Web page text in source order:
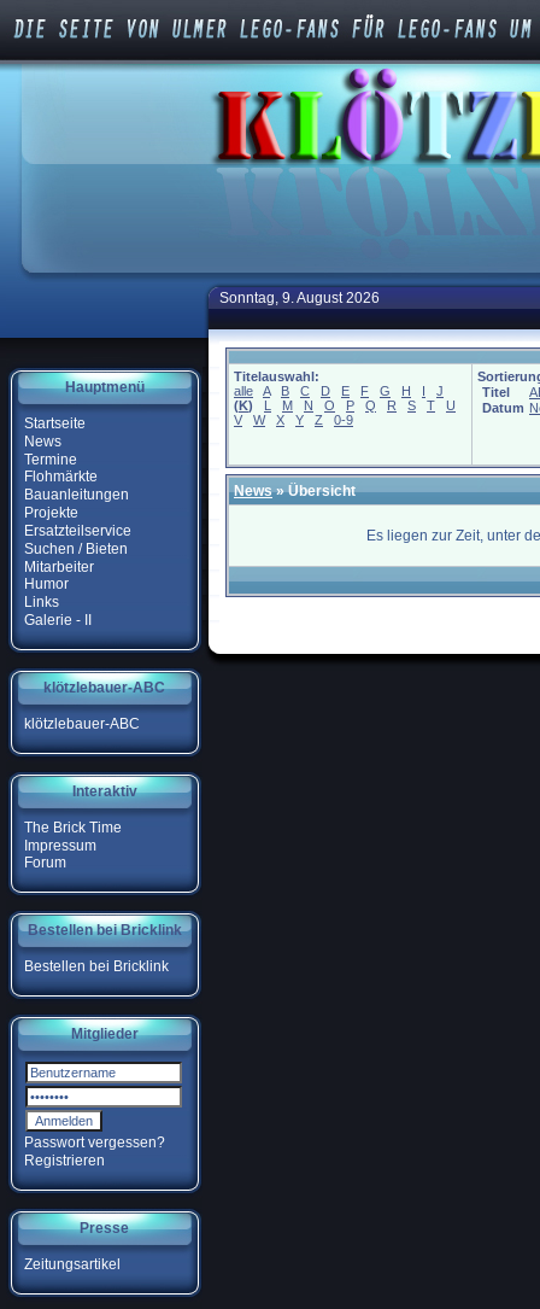
Hauptmenü
Startseite
News
Termine
Flohmärkte
Bauanleitungen
Projekte
Ersatzteilservice
Suchen / Bieten
Mitarbeiter
Humor
Links
Galerie - II
klötzlebauer-ABC
klötzlebauer-ABC
Interaktiv
The Brick Time
Impressum
Forum
Bestellen bei Bricklink
Bestellen bei Bricklink
Mitglieder
Passwort vergessen?
Registrieren
Presse
Zeitungsartikel
Sonntag, 9. August 2026
Titelauswahl:
alle
A B C D E F G H I
J
(K) L M N O P Q R S T
U
V
W X Y Z 0-9
Titel
Datum
News» Übersicht
Es liegen zur Zeit, unter